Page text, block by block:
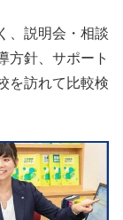
、説明会・相談
方針、サポート
を訪れて比較検